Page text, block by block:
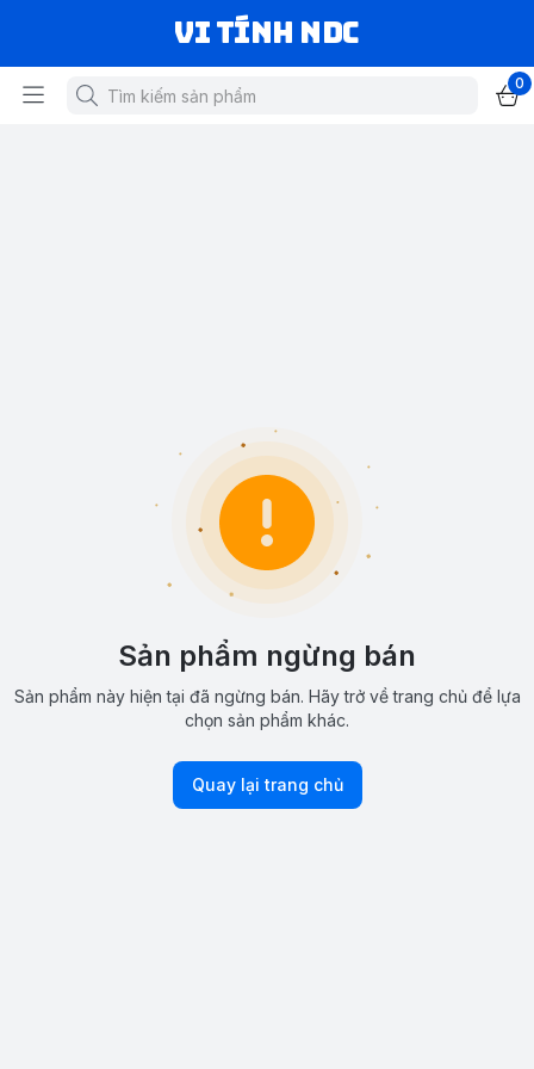
VI TÍNH NDC
0
Sản phẩm ngừng bán
Sản phẩm này hiện tại đã ngừng bán. Hãy trở về trang chủ để lựa
chọn sản phẩm khác.
Quay lại trang chủ